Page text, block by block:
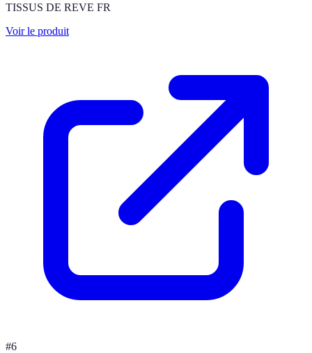
TISSUS DE REVE FR
Voir le produit
#6